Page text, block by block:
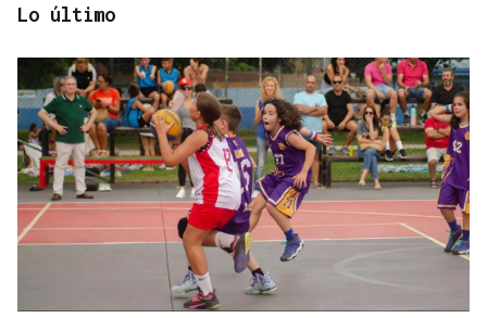
RESOLUCIÓN DEL TRIBUNAL
El Concello de Ourense, sitiado tras caer la
adjudicación del autobús
Lo último